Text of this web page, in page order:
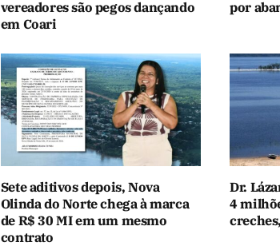
vereadores são pegos dançando
em Coari
por
Sete aditivos depois, Nova
Olinda do Norte chega à marca
de R$ 30 MI em um mesmo
contrato
Dr.
4